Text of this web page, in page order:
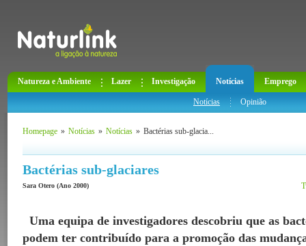
Natureza e Ambiente Lazer Investigação Notícias
Notícias Opinião
Emprego
Homepage » Notícias » Notícias » Bactérias sub-glacia...
Bactérias sub-glaciares
Sara Otero (Ano 2000)
Uma equipa de investigadores descobriu que as
podem ter contribuído para a promoção das